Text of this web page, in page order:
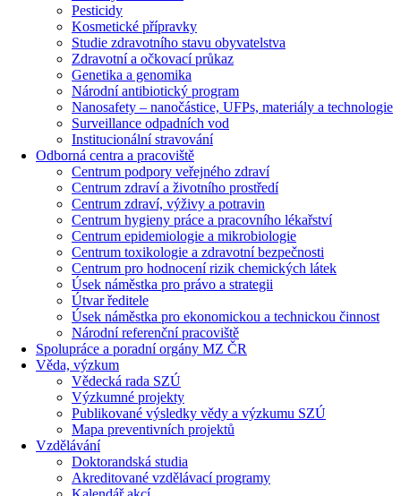
Pesticidy
Kosmetické přípravky
Studie zdravotního stavu obyvatelstva
Zdravotní a očkovací průkaz
Genetika a genomika
Národní antibiotický program
Nanosafety – nanočástice, UFPs, materiály a technologie
Surveillance odpadních vod
Institucionální stravování
Odborná centra a pracoviště
Centrum podpory veřejného zdraví
Centrum zdraví a životního prostředí
Centrum zdraví, výživy a potravin
Centrum hygieny práce a pracovního lékařství
Centrum epidemiologie a mikrobiologie
Centrum toxikologie a zdravotní bezpečnosti
Centrum pro hodnocení rizik chemických látek
Úsek náměstka pro právo a strategii
Útvar ředitele
Úsek náměstka pro ekonomickou a technickou činnost
Národní referenční pracoviště
Spolupráce a poradní orgány MZ ČR
Věda, výzkum
Vědecká rada SZÚ
Výzkumné projekty
Publikované výsledky vědy a výzkumu SZÚ
Mapa preventivních projektů
Vzdělávání
Doktorandská studia
Akreditované vzdělávací programy